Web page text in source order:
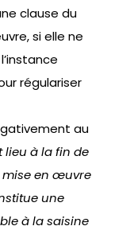
clause du
si elle ne
régulariser
au
à la fin de
mise en œuvre
une
à la saisine